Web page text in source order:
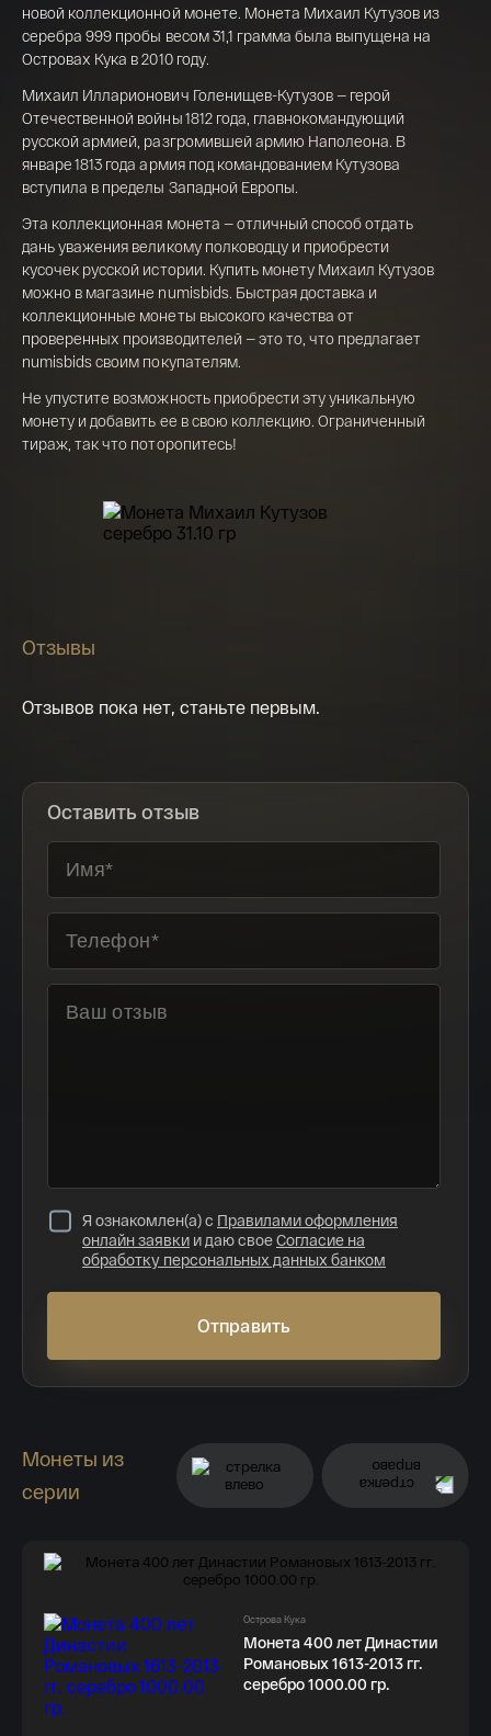
новой коллекционной монете. Монета Михаил Кутузов из
серебра 999 пробы весом 31,1 грамма была выпущена на
Островах Кука в 2010 году.
Михаил Илларионович Голенищев-Кутузов — герой
Отечественной войны 1812 года, главнокомандующий
русской армией, разгромившей армию Наполеона. В
январе 1813 года армия под командованием Кутузова
вступила в пределы Западной Европы.
Эта коллекционная монета — отличный способ отдать
дань уважения великому полководцу и приобрести
кусочек русской истории. Купить монету Михаил Кутузов
можно в магазине numisbids. Быстрая доставка и
коллекционные монеты высокого качества от
проверенных производителей — это то, что предлагает
numisbids своим покупателям.
Не упустите возможность приобрести эту уникальную
монету и добавить ее в свою коллекцию. Ограниченный
тираж, так что поторопитесь!
Отзывы
Отзывов пока нет, станьте первым.
Оставить отзыв
Я ознакомлен(а) с Правилами оформления
онлайн заявки и даю своеСогласие на
обработку персональных данных банком
Отправить
Монеты из
серии
Острова Кука
Монета 400 лет Династии
Романовых 1613-2013 гг.
серебро 1000.00 гр.
Российская инвестиционная монета
Георгий Победоносец золото 100 рублей
15,5 гр 2021
142 000 ₽
Имя*
Телефон*
Я ознакомлен(а) с Правилами оформления
обработку персональных данных